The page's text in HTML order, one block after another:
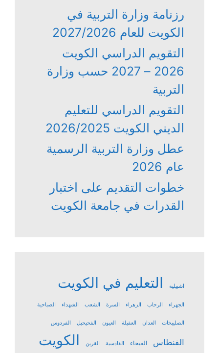
رزنامة وزارة التربية في
الكويت للعام 2027/2026
التقويم الدراسي الكويت
2026 – 2027 حسب وزارة
التربية
التقويم الدراسي للتعليم
الديني الكويت 2026/2025
عطل وزارة التربية الرسمية
عام 2026
خطوات التقديم على اختبار
القدرات في جامعة الكويت
اشبيلية التعليم في الكويت
الجهراء الرحاب الزهراء السرة الشعب الشهداء الصباحية
الصليبخات العدان العقيلة العيون الفحيحيل الفردوس
الفنطاس الفيحاء القادسية القرين الكويت